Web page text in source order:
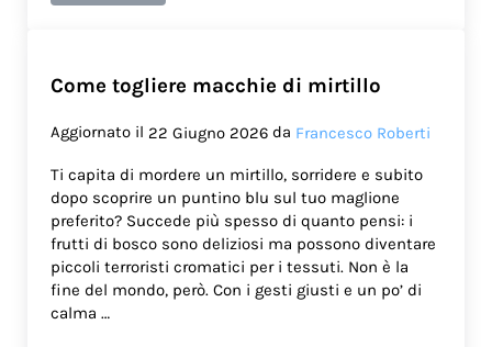
Come togliere macchie di mirtillo
Aggiornato il 22 Giugno 2026 da Francesco Roberti
Ti capita di mordere un mirtillo, sorridere e subito
dopo scoprire un puntino blu sul tuo maglione
preferito? Succede più spesso di quanto pensi: i
frutti di bosco sono deliziosi ma possono diventare
piccoli terroristi cromatici per i tessuti. Non è la
fine del mondo, però. Con i gesti giusti e un po’ di
calma …